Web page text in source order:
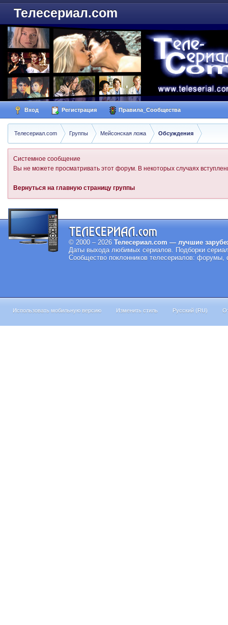
Телесериал.com
Вход Регистрация Правила_Сообщества
Телесериал.com Группы Мейсонская ложа Обсуждения
Системное сообщение
Вы не можете просматривать этот форум. В некоторых случаях
Вернуться на главную страницу группы
© 2000 – 2026Телесериал.com — лучшие
Даты выхода любимых сериалов. Подборки
Сообщество поклонников телесериалов:
Использовать мобильную версию Изменить стиль Русский (RU)